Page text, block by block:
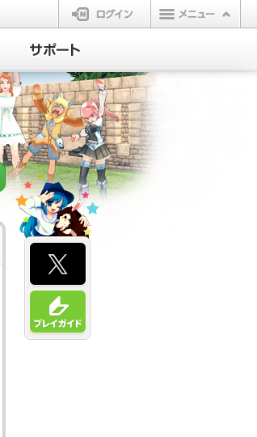
ログイン